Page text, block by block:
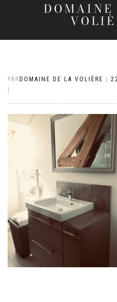
PAR DOMAINE DE LA VOLIÈRE